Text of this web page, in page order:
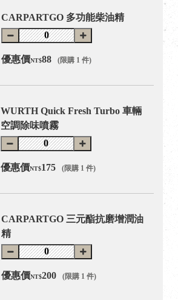
CARPARTGO 多功能柴油精
優惠價NT$88 (限購 1 件)
WURTH Quick Fresh Turbo 車輛
空調除味噴霧
優惠價NT$175 (限購 1 件)
CARPARTGO 三元酯抗磨增潤油
精
優惠價NT$200 (限購 1 件)